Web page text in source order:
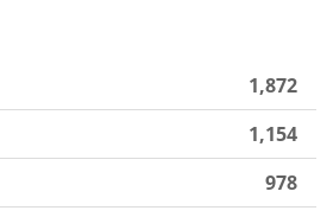
1,872
1,154
978